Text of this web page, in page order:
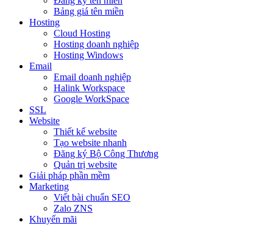
Bảng giá tên miền
Hosting
Cloud Hosting
Hosting doanh nghiệp
Hosting Windows
Email
Email doanh nghiệp
Halink Workspace
Google WorkSpace
SSL
Website
Thiết kế website
Tạo website nhanh
Đăng ký Bộ Công Thương
Quản trị website
Giải pháp phần mềm
Marketing
Viết bài chuẩn SEO
Zalo ZNS
Khuyến mãi